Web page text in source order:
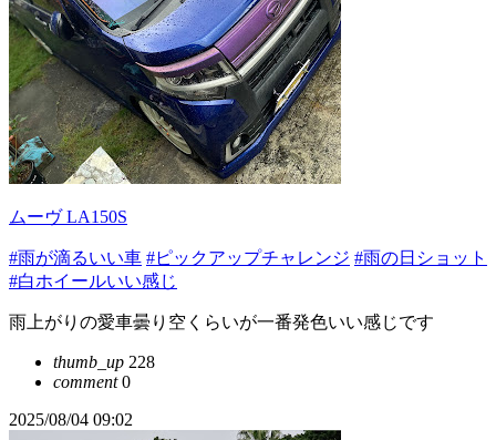
ムーヴ LA150S
#雨が滴るいい車 #ピックアップチャレンジ #雨の日ショット
#白ホイールいい感じ
雨上がりの愛車曇り空くらいが一番発色いい感じです
thumb_up 228
comment0
2025/08/04 09:02